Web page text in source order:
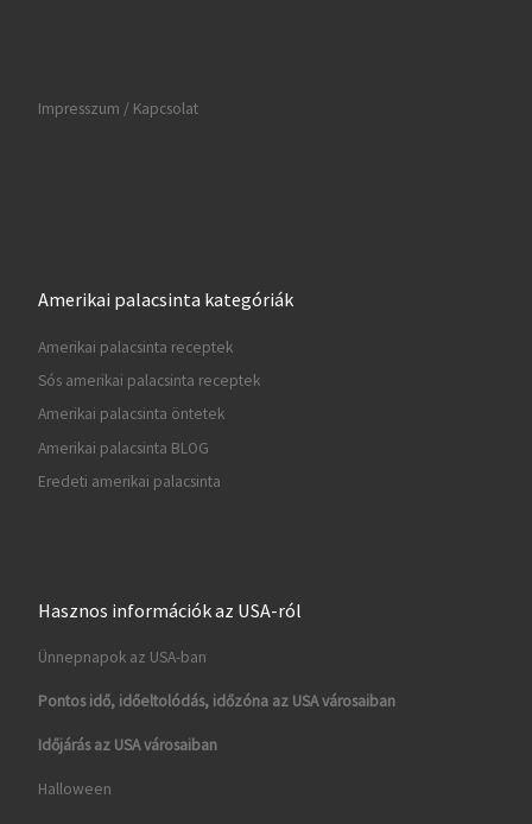
Impresszum / Kapcsolat
Amerikai palacsinta kategóriák
Amerikai palacsinta receptek
Sós amerikai palacsinta receptek
Amerikai palacsinta öntetek
Amerikai palacsinta BLOG
Eredeti amerikai palacsinta
Hasznos információk az USA-ról
Ünnepnapok az USA-ban
Pontos idő, időeltolódás, időzóna az USA városaiban
Időjárás az USA városaiban
Halloween